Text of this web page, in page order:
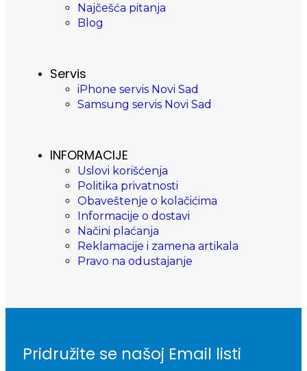
Najčešća pitanja
Blog
Servis
iPhone servis Novi Sad
Samsung servis Novi Sad
INFORMACIJE
Uslovi korišćenja
Politika privatnosti
Obaveštenje o kolačićima
Informacije o dostavi
Načini plaćanja
Reklamacije i zamena artikala
Pravo na odustajanje
Pridružite se našoj Email listi